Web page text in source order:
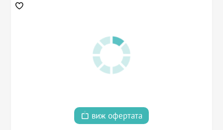
виж офертата